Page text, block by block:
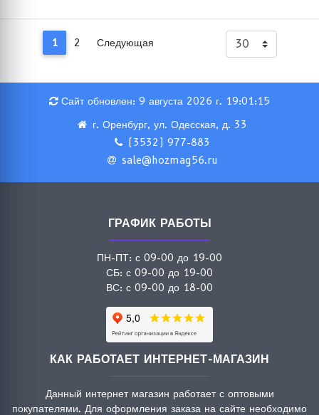
1 2 Следующая
Сайт обновлен: 9 августа 2026 г. 19:01:15
г. Оренбург, ул. Одесская, д. 33
(3532) 977-883
sale@hozmag56.ru
ГРАФИК РАБОТЫ
ПН-ПТ: с 09-00 до 19-00
СБ: с 09-00 до 19-00
ВС: с 09-00 до 18-00
КАК РАБОТАЕТ ИНТЕРНЕТ-МАГАЗИН
Данный интернет магазин работает с оптовыми
покупателями. Для оформления заказа на сайте необходимо